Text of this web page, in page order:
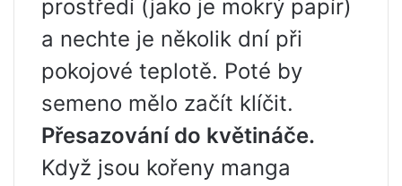
prostředí (jako je mokrý papír)
a nechte je několik dní při
pokojové teplotě. Poté by
semeno mělo začít klíčit.
Přesazování do květináče.
Když jsou kořeny manga